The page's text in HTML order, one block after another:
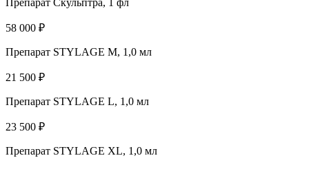
58 000 ₽
Препарат STYLAGE М, 1,0 мл
21 500 ₽
Препарат STYLAGE L, 1,0 мл
23 500 ₽
Препарат STYLAGE XL, 1,0 мл